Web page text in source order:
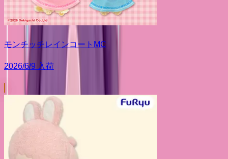
モンチッチレインコートMC
2026/6/9 入荷